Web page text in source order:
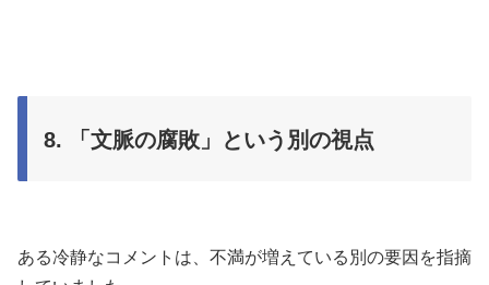
8. 「文脈の腐敗」という別の視点
ある冷静なコメントは、不満が増えている別の要因を指摘